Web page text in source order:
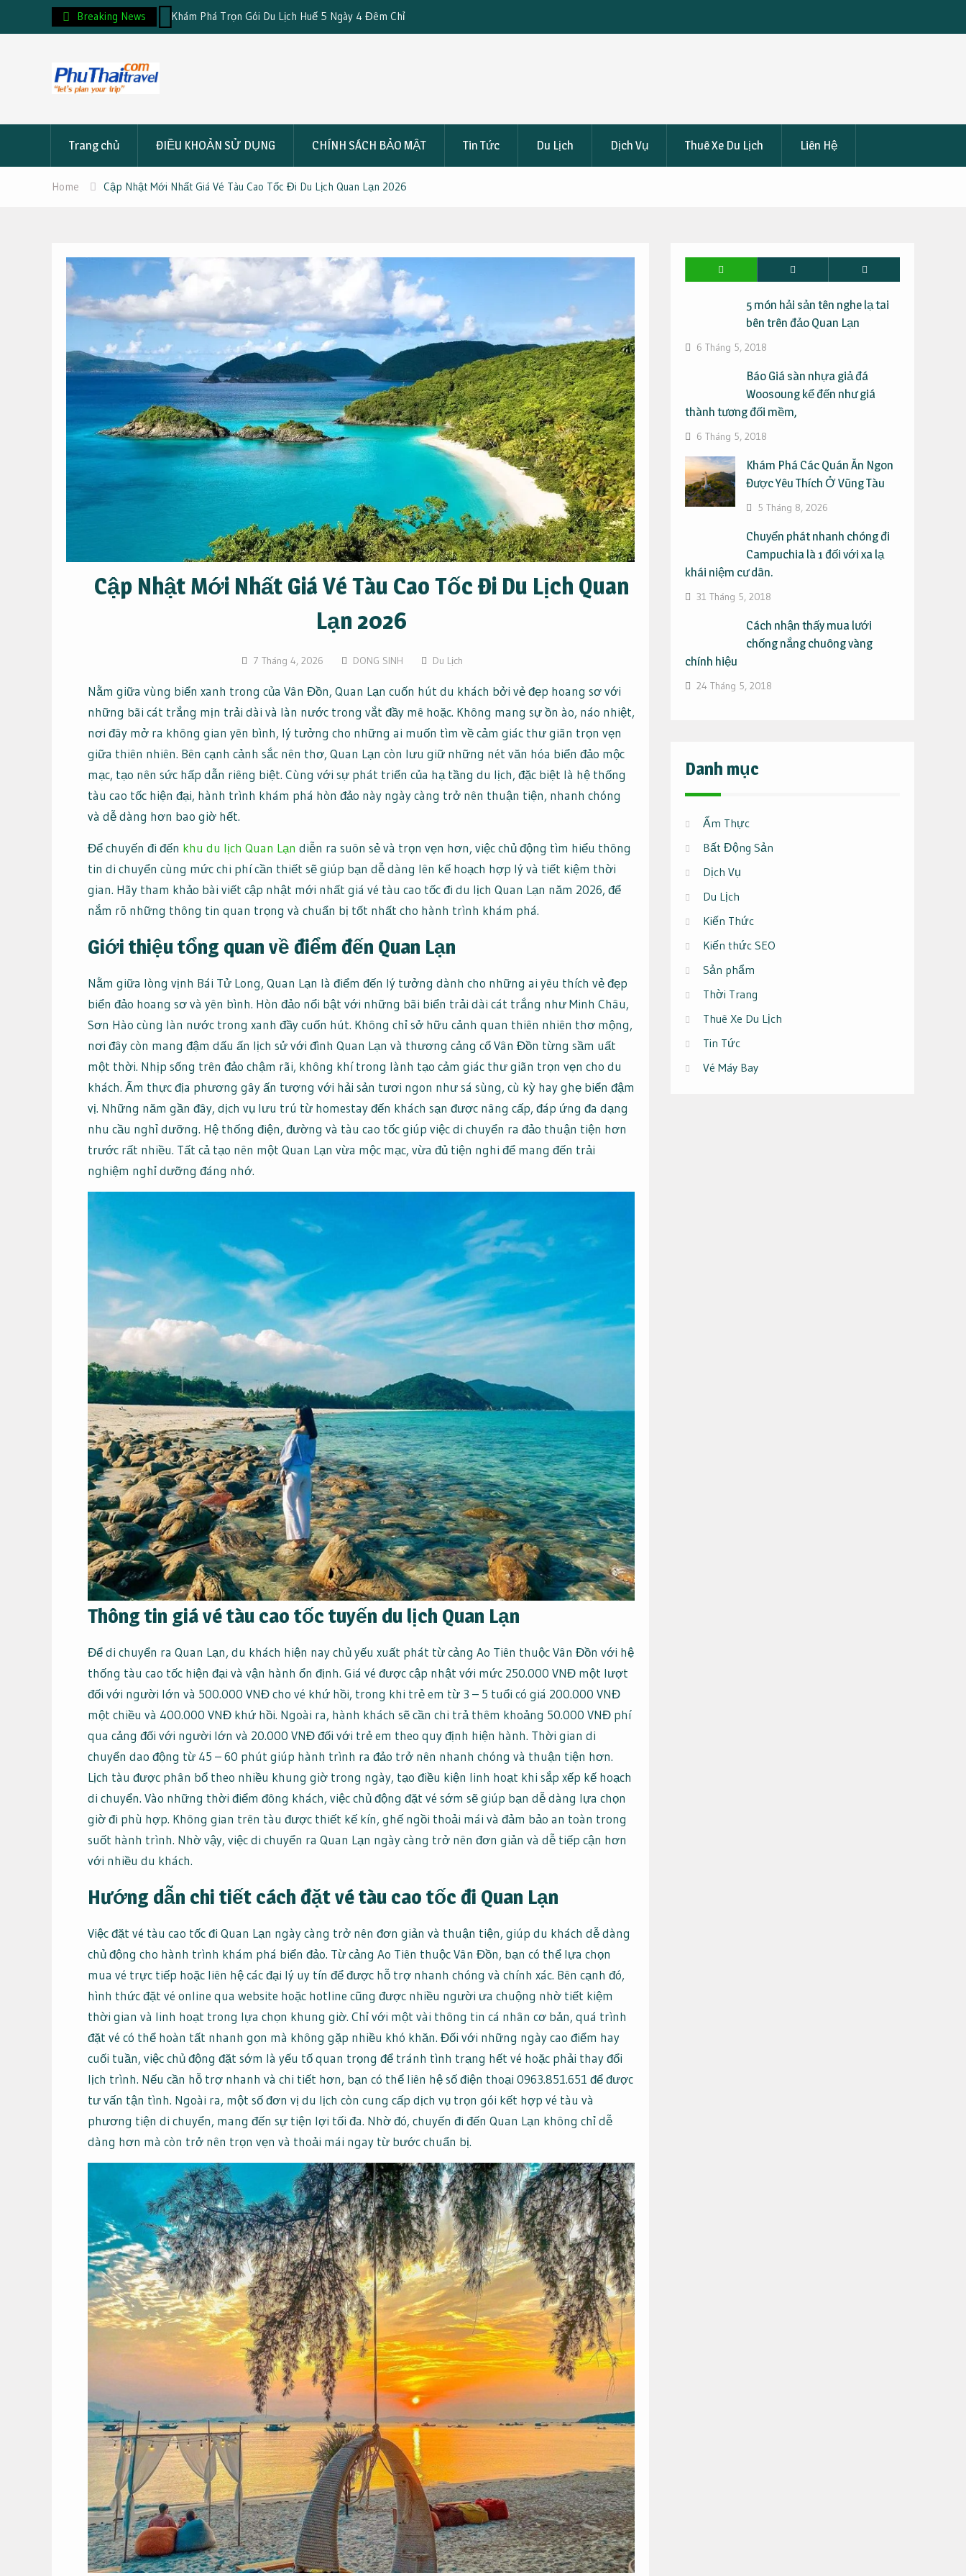
Breaking News
Sơn 2 Ngày 1 Đêm
Khám Phá Trọn Gói Du Lịch Huế 5 Ngày 4 Đêm Chỉ
4.590K/Người
Du Lịch Đảo Ngọc Vừng 3 Ngày 2 Đêm
Tàu
Trang chủ ĐIỀU KHOẢN SỬ DỤNG CHÍNH SÁCH BẢO MẬT Tin Tức Du Lịch Dịch Vụ Thuê Xe Du Lịch Liên Hệ
Home Cập Nhật Mới Nhất Giá Vé Tàu Cao Tốc Đi Du Lịch Quan Lạn 2026
Cập Nhật Mới Nhất Giá Vé Tàu Cao Tốc Đi Du Lịch Quan
Lạn 2026
7 Tháng 4, 2026 DONG SINH Du Lịch
Nằm giữa vùng biển xanh trong của Vân Đồn, Quan Lạn cuốn hút du khách bởi vẻ đẹp hoang sơ với
những bãi cát trắng mịn trải dài và làn nước trong vắt đầy mê hoặc. Không mang sự ồn ào, náo nhiệt,
nơi đây mở ra không gian yên bình, lý tưởng cho những ai muốn tìm về cảm giác thư giãn trọn vẹn
giữa thiên nhiên. Bên cạnh cảnh sắc nên thơ, Quan Lạn còn lưu giữ những nét văn hóa biển đảo mộc
mạc, tạo nên sức hấp dẫn riêng biệt. Cùng với sự phát triển của hạ tầng du lịch, đặc biệt là hệ thống
tàu cao tốc hiện đại, hành trình khám phá hòn đảo này ngày càng trở nên thuận tiện, nhanh chóng
và dễ dàng hơn bao giờ hết.
Để chuyến đi đến khu du lịch Quan Lạn diễn ra suôn sẻ và trọn vẹn hơn, việc chủ động tìm hiểu thông
tin di chuyển cùng mức chi phí cần thiết sẽ giúp bạn dễ dàng lên kế hoạch hợp lý và tiết kiệm thời
gian. Hãy tham khảo bài viết cập nhật mới nhất giá vé tàu cao tốc đi du lịch Quan Lạn năm 2026, để
nắm rõ những thông tin quan trọng và chuẩn bị tốt nhất cho hành trình khám phá.
Giới thiệu tổng quan về điểm đến Quan Lạn
Nằm giữa lòng vịnh Bái Tử Long, Quan Lạn là điểm đến lý tưởng dành cho những ai yêu thích vẻ đẹp
biển đảo hoang sơ và yên bình. Hòn đảo nổi bật với những bãi biển trải dài cát trắng như Minh Châu,
Sơn Hào cùng làn nước trong xanh đầy cuốn hút. Không chỉ sở hữu cảnh quan thiên nhiên thơ mộng,
nơi đây còn mang đậm dấu ấn lịch sử với đình Quan Lạn và thương cảng cổ Vân Đồn từng sầm uất
một thời. Nhịp sống trên đảo chậm rãi, không khí trong lành tạo cảm giác thư giãn trọn vẹn cho du
khách. Ẩm thực địa phương gây ấn tượng với hải sản tươi ngon như sá sùng, cù kỳ hay ghẹ biển đậm
vị. Những năm gần đây, dịch vụ lưu trú từ homestay đến khách sạn được nâng cấp, đáp ứng đa dạng
nhu cầu nghỉ dưỡng. Hệ thống điện, đường và tàu cao tốc giúp việc di chuyển ra đảo thuận tiện hơn
trước rất nhiều. Tất cả tạo nên một Quan Lạn vừa mộc mạc, vừa đủ tiện nghi để mang đến trải
nghiệm nghỉ dưỡng đáng nhớ.
Thông tin giá vé tàu cao tốc tuyến du lịch Quan Lạn
Để di chuyển ra Quan Lạn, du khách hiện nay chủ yếu xuất phát từ cảng Ao Tiên thuộc Vân Đồn với hệ
thống tàu cao tốc hiện đại và vận hành ổn định. Giá vé được cập nhật với mức 250.000 VNĐ một lượt
đối với người lớn và 500.000 VNĐ cho vé khứ hồi, trong khi trẻ em từ 3 – 5 tuổi có giá 200.000 VNĐ
một chiều và 400.000 VNĐ khứ hồi. Ngoài ra, hành khách sẽ cần chi trả thêm khoảng 50.000 VNĐ phí
qua cảng đối với người lớn và 20.000 VNĐ đối với trẻ em theo quy định hiện hành. Thời gian di
chuyển dao động từ 45 – 60 phút giúp hành trình ra đảo trở nên nhanh chóng và thuận tiện hơn.
Lịch tàu được phân bổ theo nhiều khung giờ trong ngày, tạo điều kiện linh hoạt khi sắp xếp kế hoạch
di chuyển. Vào những thời điểm đông khách, việc chủ động đặt vé sớm sẽ giúp bạn dễ dàng lựa chọn
giờ đi phù hợp. Không gian trên tàu được thiết kế kín, ghế ngồi thoải mái và đảm bảo an toàn trong
suốt hành trình. Nhờ vậy, việc di chuyển ra Quan Lạn ngày càng trở nên đơn giản và dễ tiếp cận hơn
với nhiều du khách.
Hướng dẫn chi tiết cách đặt vé tàu cao tốc đi Quan Lạn
Việc đặt vé tàu cao tốc đi Quan Lạn ngày càng trở nên đơn giản và thuận tiện, giúp du khách dễ dàng
chủ động cho hành trình khám phá biển đảo. Từ cảng Ao Tiên thuộc Vân Đồn, bạn có thể lựa chọn
mua vé trực tiếp hoặc liên hệ các đại lý uy tín để được hỗ trợ nhanh chóng và chính xác. Bên cạnh đó,
hình thức đặt vé online qua website hoặc hotline cũng được nhiều người ưa chuộng nhờ tiết kiệm
thời gian và linh hoạt trong lựa chọn khung giờ. Chỉ với một vài thông tin cá nhân cơ bản, quá trình
đặt vé có thể hoàn tất nhanh gọn mà không gặp nhiều khó khăn. Đối với những ngày cao điểm hay
cuối tuần, việc chủ động đặt sớm là yếu tố quan trọng để tránh tình trạng hết vé hoặc phải thay đổi
lịch trình. Nếu cần hỗ trợ nhanh và chi tiết hơn, bạn có thể liên hệ số điện thoại 0963.851.651 để được
tư vấn tận tình. Ngoài ra, một số đơn vị du lịch còn cung cấp dịch vụ trọn gói kết hợp vé tàu và
phương tiện di chuyển, mang đến sự tiện lợi tối đa. Nhờ đó, chuyến đi đến Quan Lạn không chỉ dễ
dàng hơn mà còn trở nên trọn vẹn và thoải mái ngay từ bước chuẩn bị.
5 món hải sản tên nghe lạ tai
bên trên đảo Quan Lạn
6 Tháng 5, 2018
Báo Giá sàn nhựa giả đá
Woosoung kể đến như giá
thành tương đối mềm,
6 Tháng 5, 2018
Khám Phá Các Quán Ăn Ngon
Được Yêu Thích Ở Vũng Tàu
5 Tháng 8, 2026
Chuyển phát nhanh chóng đi
Campuchia là 1 đối với xa lạ
khái niệm cư dân.
31 Tháng 5, 2018
Cách nhận thấy mua lưới
chống nắng chuông vàng
chính hiệu
24 Tháng 5, 2018
Danh mục
Ẩm Thực
Bất Động Sản
Dịch Vụ
Du Lịch
Kiến Thức
Kiến thức SEO
Sản phẩm
Thời Trang
Thuê Xe Du Lịch
Tin Tức
Vé Máy Bay